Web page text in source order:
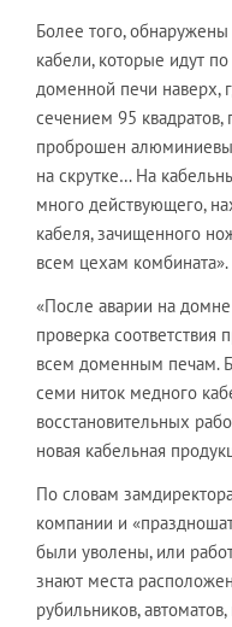
Более того, обнаружены
кабели, которые идут по
доменной печи наверх,
сечением 95
проброшен
на скрутке… На
много действующего,
кабеля, зачищенного
всем цехам комбината».
«После аварии на
проверка
всем доменным печам.
семи ниток медного
восстановительных
новая кабельная
По словам
компании и
были уволены, или
знают места
рубильников,